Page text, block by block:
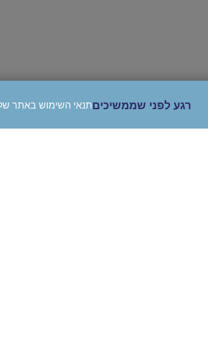
רגע לפני שממשיכיםתנאי השימוש באתר